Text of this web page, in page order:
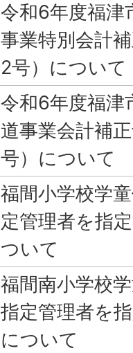
令和6年度福津
事業特別会計
2号）について
令和6年度福津
道事業会計補
号）について
福間小学校学
定管理者を指
ついて
福間南小学校
指定管理者を
について